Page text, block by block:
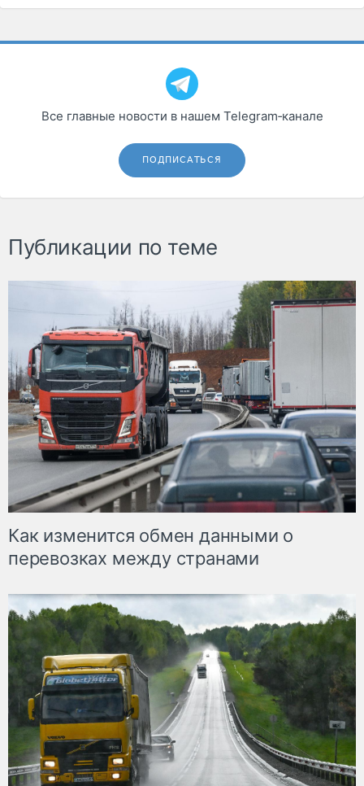
Все главные новости в нашем Telegram‑канале
ПОДПИСАТЬСЯ
Публикации по теме
Как изменится обмен данными о
перевозках между странами